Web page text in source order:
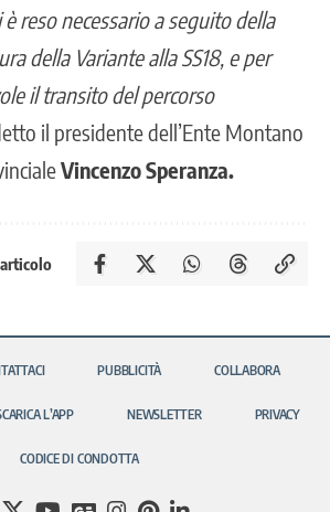
reso necessario a seguito della
della Variante alla SS18, e per
il transito del percorso
il presidente dell’Ente Montano
Vincenzo Speranza.
PUBBLICITÀ COLLABORA
L’APP NEWSLETTER PRIVACY
CODICE DI CONDOTTA